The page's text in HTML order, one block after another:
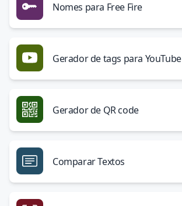
Nomes para Free Fire
Gerador de tags para YouTube
Gerador de QR code
Comparar Textos